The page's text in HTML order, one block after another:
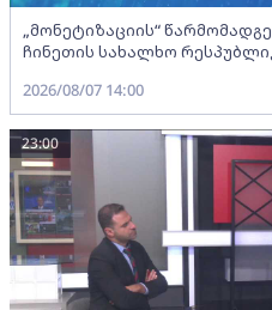
„მონეტიზაციის“
ჩინეთის სახალხო
2026/08/07 14:00
23:00